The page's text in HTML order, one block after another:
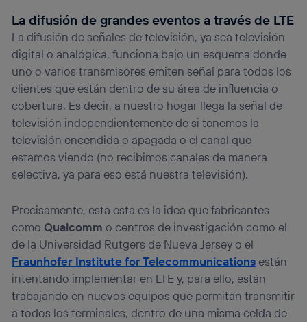
La difusión de grandes eventos a través de LTE
La difusión de señales de televisión, ya sea televisión
digital o analógica, funciona bajo un esquema donde
uno o varios transmisores emiten señal para todos los
clientes que están dentro de su área de influencia o
cobertura. Es decir, a nuestro hogar llega la señal de
televisión independientemente de si tenemos la
televisión encendida o apagada o el canal que
estamos viendo (no recibimos canales de manera
selectiva, ya para eso está nuestra televisión).
Precisamente, esta esta es la idea que fabricantes
como Qualcomm o centros de investigación como el
de la Universidad Rutgers de Nueva Jersey o el
Fraunhofer Institute for Telecommunicationsestán
intentando implementar en LTE y, para ello, están
trabajando en nuevos equipos que permitan transmitir
a todos los terminales, dentro de una misma celda de